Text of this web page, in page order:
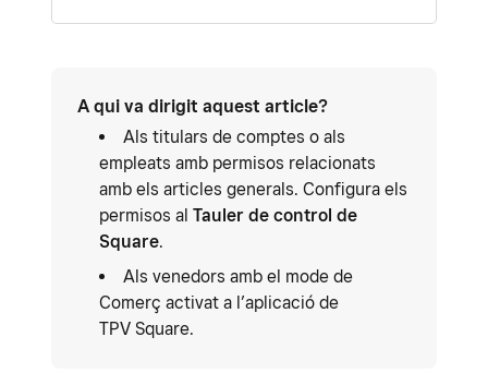
A qui va dirigit aquest article?
Als titulars de comptes o als
empleats amb permisos relacionats
amb els articles generals. Configura els
permisos al Tauler de control de
Square.
Als venedors amb el mode de
Comerç activat a l’aplicació de
TPV Square.